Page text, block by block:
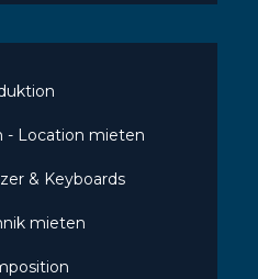
- Location mieten
& Keyboards
mieten